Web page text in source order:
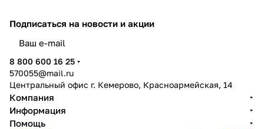
Подписаться на новости и акции
8 800 600 16 25
570055@mail.ru
Центральный офис г. Кемерово, Красноармейская, 14
Компания
Информация
Помощь